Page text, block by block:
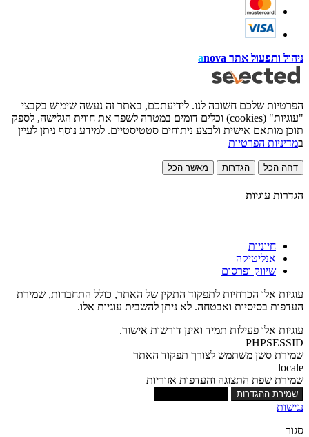
ניהול ותפעול אתר anova
הפרטיות שלכם חשובה לנו. לידיעתכם, באתר זה נעשה שימוש בקבצי
"עוגיות" (cookies) וכלים דומים במטרה לשפר את חווית הגלישה, לספק
תוכן מותאם אישית ולבצע ניתוחים סטטיסטיים. למידע נוסף ניתן לעיין
במדיניות הפרטיות
דחה הכל הגדרות מאשר הכל
הגדרות עוגיות
חיוניות
אנליטיקה
שיווק ופרסום
עוגיות אלו הכרחיות לתפקוד התקין של האתר, כולל התחברות, שמירת
העדפות בסיסיות ואבטחה. לא ניתן להשבית עוגיות אלו.
עוגיות אלו פעילות תמיד ואינן דורשות אישור.
PHPSESSID
שמירת סשן משתמש לצורך תפקוד האתר
locale
שמירת שפת התצוגה והעדפות אזוריות
שמירת ההגדרות
נגישות
סגור